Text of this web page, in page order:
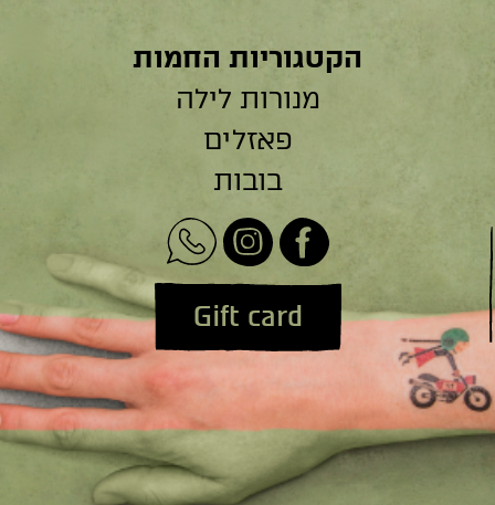
הקטגוריות החמות
מנורות לילה
פאזלים
בובות
Gift card